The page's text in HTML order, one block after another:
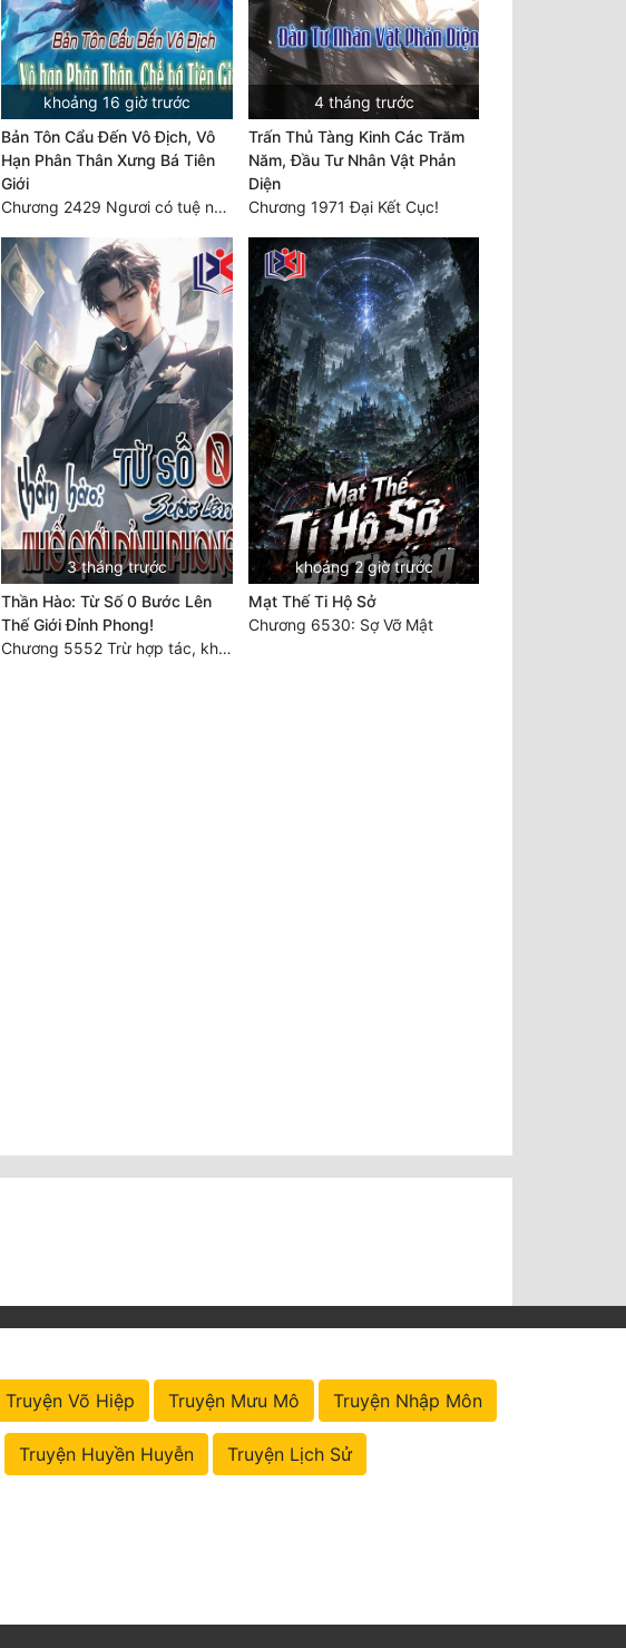
khoảng 16 giờ trước
Bản Tôn Cẩu Đến Vô Địch, Vô
Hạn Phân Thân Xưng Bá Tiên
Giới
Chương 2429 Ngươi có tuệ nhãn? Ta có...
4 tháng trước
Trấn Thủ Tàng Kinh Các Trăm
Năm, Đầu Tư Nhân Vật Phản
Diện
Chương 1971 Đại Kết Cục!
3 tháng trước
Thần Hào: Từ Số 0 Bước Lên
Thế Giới Đỉnh Phong!
Chương 5552 Trừ hợp tác, không còn cách nào khác!
khoảng 2 giờ trước
Mạt Thế Ti Hộ Sở
Chương 6530: Sợ Vỡ Mật
Truyện Võ Hiệp Truyện Mưu Mô Truyện Nhập Môn
Truyện Huyền Huyễn Truyện Lịch Sử